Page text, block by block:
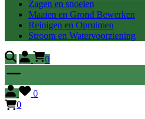
Zagen en snoeien
Maaien en Grond Bewerken
Reinigen en Opruimen
Stroom en Watervoorziening
0
0
0